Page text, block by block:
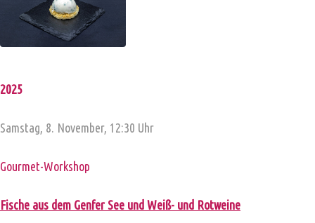
2025
Samstag, 8. November, 12:30 Uhr
Gourmet-Workshop
Fische aus dem Genfer See und Weiß- und Rotweine